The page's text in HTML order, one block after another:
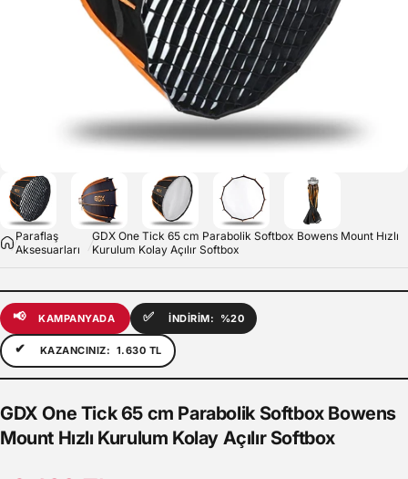
Paraflaş
Aksesuarları
GDX One Tick 65 cm Parabolik Softbox Bowens Mount Hızlı
Kurulum Kolay Açılır Softbox
📢 KAMPANYADA ✅ İNDİRİM: %20
✔ KAZANCINIZ: 1.630 TL
GDX One Tick65 cm Parabolik Softbox Bowens
Mount Hızlı Kurulum Kolay AçılırSoftbox